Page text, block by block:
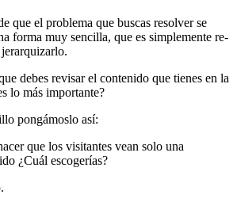
que el problema que buscas resolver se
forma muy sencilla, que es simplemente re-
debes revisar el contenido que tienes en la
lo más importante?
pongámoslo así:
que los visitantes vean solo una
¿Cuál escogerías?